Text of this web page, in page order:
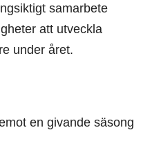
samarbete
att utveckla
under året.
en givande säsong